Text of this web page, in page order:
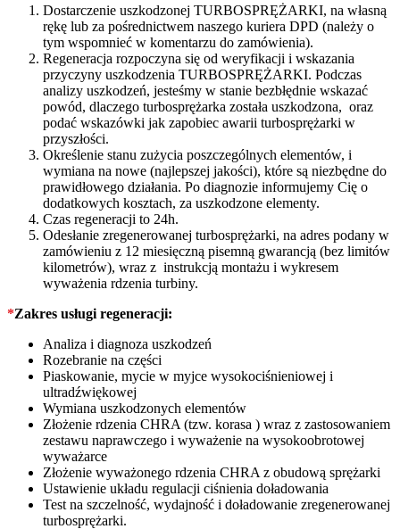
Dostarczenie uszkodzonej TURBOSPRĘŻARKI, na własną
rękę lub za pośrednictwem naszego kuriera DPD (należy o
tym wspomnieć w komentarzu do zamówienia).
Regeneracja rozpoczyna się od weryfikacji i wskazania
przyczyny uszkodzenia TURBOSPRĘŻARKI. Podczas
analizy uszkodzeń, jesteśmy w stanie bezbłędnie wskazać
powód, dlaczego turbosprężarka została uszkodzona, oraz
podać wskazówki jak zapobiec awarii turbosprężarki w
przyszłości.
Określenie stanu zużycia poszczególnych elementów, i
wymiana na nowe (najlepszej jakości), które są niezbędne do
prawidłowego działania. Po diagnozie informujemy Cię o
dodatkowych kosztach, za uszkodzone elementy.
Czas regeneracji to 24h.
Odesłanie zregenerowanej turbosprężarki, na adres podany w
zamówieniu z 12 miesięczną pisemną gwarancją (bez limitów
kilometrów), wraz z instrukcją montażu i wykresem
wyważenia rdzenia turbiny.
*Zakres usługi regeneracji:
Analiza i diagnoza uszkodzeń
Rozebranie na części
Piaskowanie, mycie w myjce wysokociśnieniowej i
ultradźwiękowej
Wymiana uszkodzonych elementów
Złożenie rdzenia CHRA (tzw. korasa ) wraz z zastosowaniem
zestawu naprawczego i wyważenie na wysokoobrotowej
wyważarce
Złożenie wyważonego rdzenia CHRA z obudową sprężarki
Ustawienie układu regulacji ciśnienia doładowania
Test na szczelność, wydajność i doładowanie zregenerowanej
turbosprężarki.